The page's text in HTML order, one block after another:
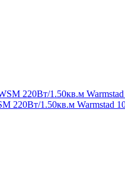
220Вт/1.50кв.м Warmstad